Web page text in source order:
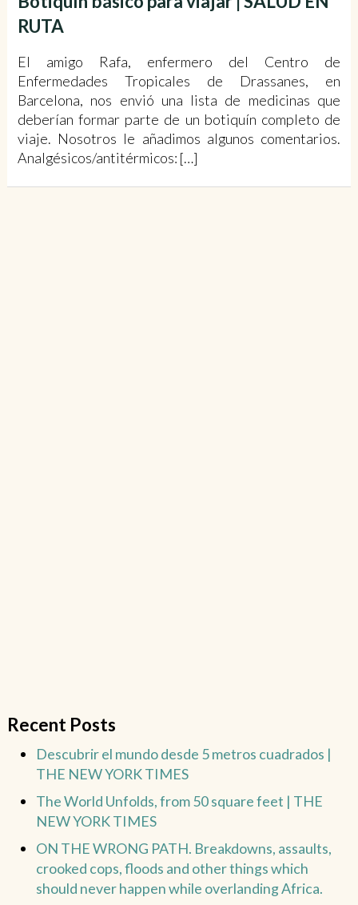
RUTA
El amigo Rafa, enfermero del Centro de
Enfermedades Tropicales de Drassanes, en
Barcelona, nos envió una lista de medicinas que
deberían formar parte de un botiquín completo de
viaje. Nosotros le añadimos algunos comentarios.
Analgésicos/antitérmicos: […]
Recent Posts
Descubrir el mundo desde 5 metros cuadrados |
THE NEW YORK TIMES
The World Unfolds, from 50 square feet | THE
NEW YORK TIMES
ON THE WRONG PATH. Breakdowns, assaults,
crooked cops, floods and other things which
should never happen while overlanding Africa.